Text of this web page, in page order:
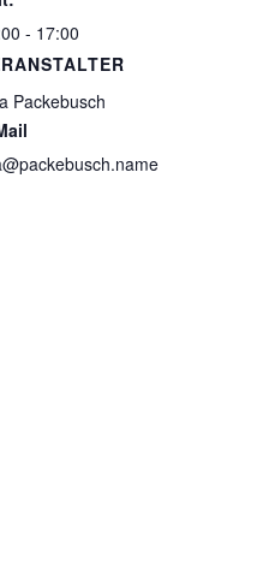
- 17:00
Packebusch